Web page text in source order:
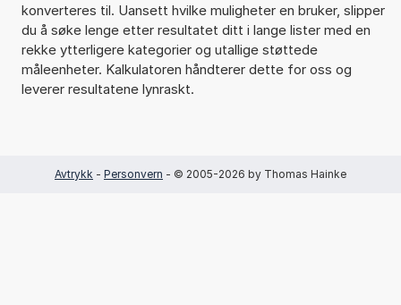
konverteres til. Uansett hvilke muligheter en bruker, slipper
du å søke lenge etter resultatet ditt i lange lister med en
rekke ytterligere kategorier og utallige støttede
måleenheter. Kalkulatoren håndterer dette for oss og
leverer resultatene lynraskt.
Avtrykk - Personvern - © 2005-2026 by Thomas Hainke